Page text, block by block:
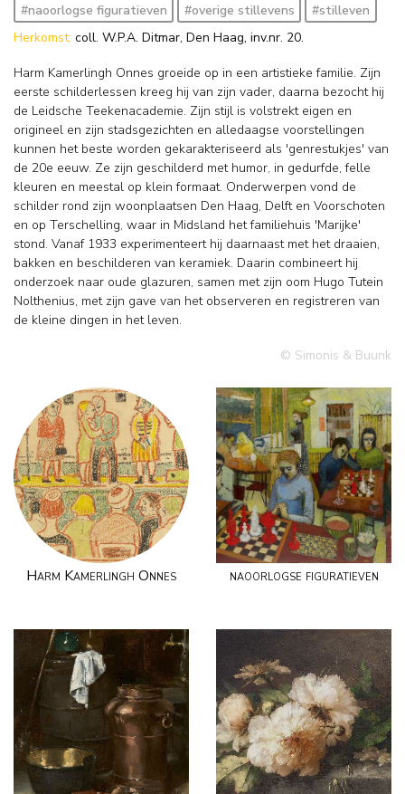
#naoorlogse figuratieven
#overige stillevens
#stilleven
Herkomst: coll. W.P.A. Ditmar, Den Haag, inv.nr. 20.
Harm Kamerlingh Onnes groeide op in een artistieke familie. Zijn
eerste schilderlessen kreeg hij van zijn vader, daarna bezocht hij
de Leidsche Teekenacademie. Zijn stijl is volstrekt eigen en
origineel en zijn stadsgezichten en alledaagse voorstellingen
kunnen het beste worden gekarakteriseerd als 'genrestukjes' van
de 20e eeuw. Ze zijn geschilderd met humor, in gedurfde, felle
kleuren en meestal op klein formaat. Onderwerpen vond de
schilder rond zijn woonplaatsen Den Haag, Delft en Voorschoten
en op Terschelling, waar in Midsland het familiehuis 'Marijke'
stond. Vanaf 1933 experimenteert hij daarnaast met het draaien,
bakken en beschilderen van keramiek. Daarin combineert hij
onderzoek naar oude glazuren, samen met zijn oom Hugo Tutein
Nolthenius, met zijn gave van het observeren en registreren van
de kleine dingen in het leven.
© Simonis & Buunk
Harm Kamerlingh Onnes naoorlogse figuratieven